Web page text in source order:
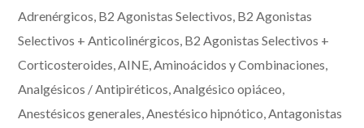
Adrenérgicos, B2 Agonistas Selectivos, B2 Agonistas
Selectivos + Anticolinérgicos, B2 Agonistas Selectivos +
Corticosteroides, AINE, Aminoácidos y Combinaciones,
Analgésicos / Antipiréticos, Analgésico opiáceo,
Anestésicos generales, Anestésico hipnótico, Antagonistas